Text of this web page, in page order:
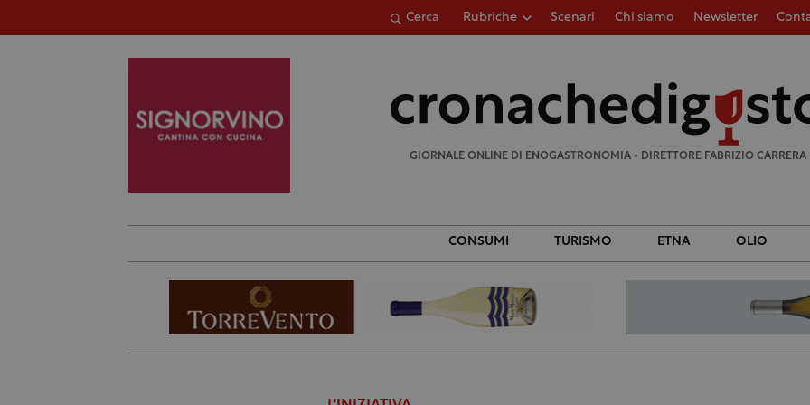
Cerca Rubriche Scenari Chi siamo Newsletter
GIORNALE ONLINE DI ENOGASTRONOMIA • DIRETTORE FABRIZIO CARRERA
CONSUMI TURISMO ETNA OLIO